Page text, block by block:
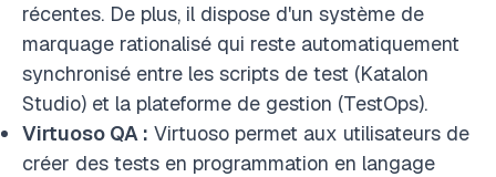
récentes. De plus, il dispose d'un système de
marquage rationalisé qui reste automatiquement
synchronisé entre les scripts de test (Katalon
Studio) et la plateforme de gestion (TestOps).
Virtuoso QA : Virtuoso permet aux utilisateurs de
créer des tests en programmation en langage